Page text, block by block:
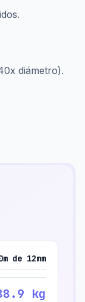
diámetro).
de 12mm
kg